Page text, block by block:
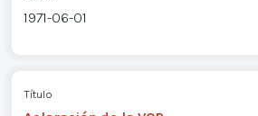
1971-06-01
Título